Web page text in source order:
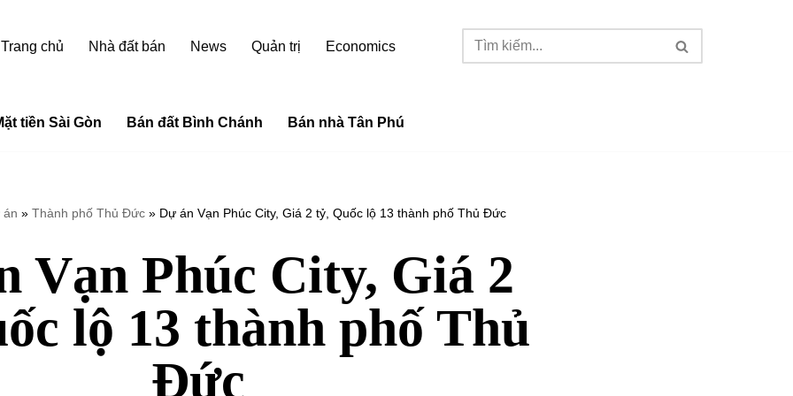
Trang chủ Nhà đất bán News Quản trị Economics
tiền Sài Gòn Bán đất Bình Chánh Bán nhà Tân Phú
án » Thành phố Thủ Đức » Dự án Vạn Phúc City, Giá 2 tỷ, Quốc lộ 13 thành phố Thủ Đức
Vạn Phúc City, Giá 2
lộ 13 thành phố Thủ
Đức